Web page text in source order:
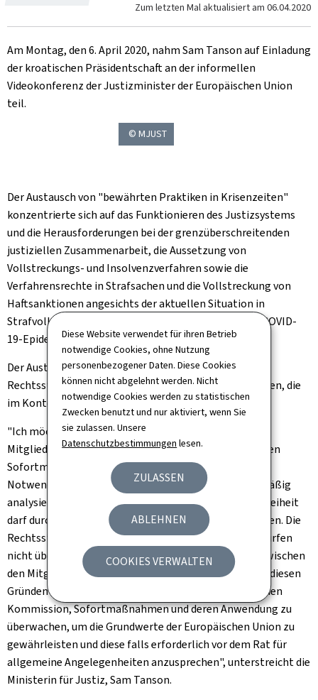
Diese Website verwendet für ihren Betrieb
notwendige Cookies, ohne Nutzung
personenbezogener Daten. Diese Cookies
können nicht abgelehnt werden. Nicht
notwendige Cookies werden zu statistischen
Zwecken benutzt und nur aktiviert, wenn Sie
sie zulassen. Unsere
Datenschutzbestimmungen lesen.
ZULASSEN
ABLEHNEN
COOKIES VERWALTEN
Zum letzten Mal aktualisiert am 06.04.2020
Am Montag, den 6. April 2020, nahm Sam Tanson auf Einladung
der kroatischen Präsidentschaft an der informellen
Videokonferenz der Justizminister der Europäischen Union
teil.
© MJUST
Der Austausch von "bewährten Praktiken in Krisenzeiten"
konzentrierte sich auf das Funktionieren des Justizsystems
und die Herausforderungen bei der grenzüberschreitenden
justiziellen Zusammenarbeit, die Aussetzung von
Vollstreckungs- und Insolvenzverfahren sowie die
Verfahrensrechte in Strafsachen und die Vollstreckung von
Haftsanktionen angesichts der aktuellen Situation in
Strafvollzugsanstalten angesichts der Gefahren der COVID-
19-Epidemie.
Der Austausch konzentrierte sich auch auf die
Rechtsstaatlichkeit und außergewöhnliche Maßnahmen, die
im Kontext eines Krisenzustands ergriffen werden.
"Ich möchte darauf hinweisen, dass die von den
Mitgliedstaaten, einschließlich Luxemburg, getroffenen
Sofortmaßnahmen vorübergehend und streng auf das
Notwendige beschränkt, verhältnismäßig und regelmäßig
analysiert werden müssen. Die Meinungs- und Pressefreiheit
darf durch diese Maßnahme nicht beeinträchtigt werden. Die
Rechtsstaatlichkeit und der Schutz der Grundrechte dürfen
nicht übersehen werden. Ebenso darf die Solidarität zwischen
den Mitgliedstaaten nicht beeinträchtigt werden. Aus diesen
Gründen unterstützen wir die Initiative der Europäischen
Kommission, Sofortmaßnahmen und deren Anwendung zu
überwachen, um die Grundwerte der Europäischen Union zu
gewährleisten und diese falls erforderlich vor dem Rat für
allgemeine Angelegenheiten anzusprechen", unterstreicht die
Ministerin für Justiz, Sam Tanson.